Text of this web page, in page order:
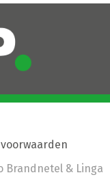
Brandnetel & Linga